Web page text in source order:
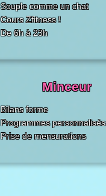
Souple comme un chat
Cours Zfitness !
De 6h à 23h
Minceur
Bilans forme
Programmes personnalisés
Prise de mensurations